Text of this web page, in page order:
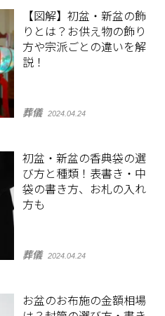
【図解】初盆・新盆の飾
りとは？お供え物の飾り
方や宗派ごとの違いを解
説！
葬儀 2024.04.24
初盆・新盆の香典袋の選
び方と種類！表書き・中
袋の書き方、お札の入れ
方も
葬儀 2024.04.24
お盆のお布施の金額相場